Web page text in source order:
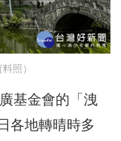
照）
基金會的「洩
各地轉晴時多